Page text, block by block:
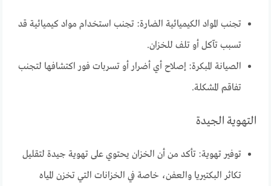
تجنب المواد الكيميائية الضارة: تجنب استخدام مواد كيميائية قد
تسبب تآكل أو تلف للخزان.
الصيانة المبكرة: إصلاح أي أضرار أو تسربات فور اكتشافها لتجنب
تفاقم المشكلة.
التهوية الجيدة
توفير تهوية: تأكد من أن الخزان يحتوي على تهوية جيدة لتقليل
تكاثر البكتيريا والعفن، خاصة في الخزانات التي تخزن المياه